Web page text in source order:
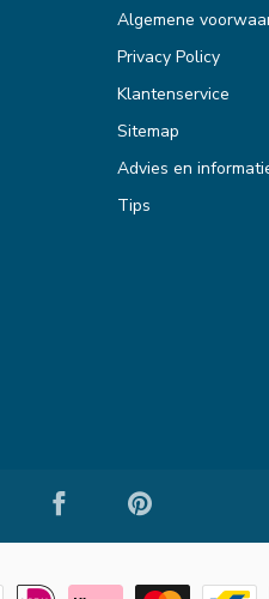
Algemene
Privacy Policy
Klantenservice
Sitemap
Advies en
Tips